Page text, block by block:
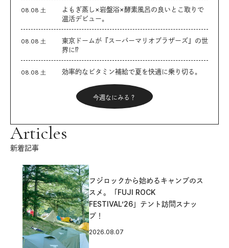
08.08 土
よもぎ蒸し×岩盤浴×酵素風呂の良いとこ取りで
温活デビュー。
08.08 土
東京ドームが『スーパーマリオブラザーズ』の世
界に⁉︎
08.08 土 効率的なビタミン補給で夏を快適に乗り切る。
今週なにみる？
Articles
新着記事
フジロックから始めるキャンプのス
スメ。「FUJI ROCK
FESTIVAL’26」テント訪問スナッ
プ！
2026.08.07